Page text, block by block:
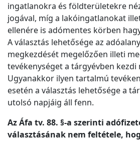
ingatlanokra és földterületekre
jogával, míg a lakóingatlanokat
ellenére is adómentes körben
A választás lehetősége az
megkezdését megelőzően illeti
tevékenységet a tárgyévben kezdi
Ugyanakkor ilyen tartalmú
esetén a választás lehetősége a
utolsó napjáig áll fenn.
Az Áfa tv. 88. §-a szerinti
választásának nem feltétele,